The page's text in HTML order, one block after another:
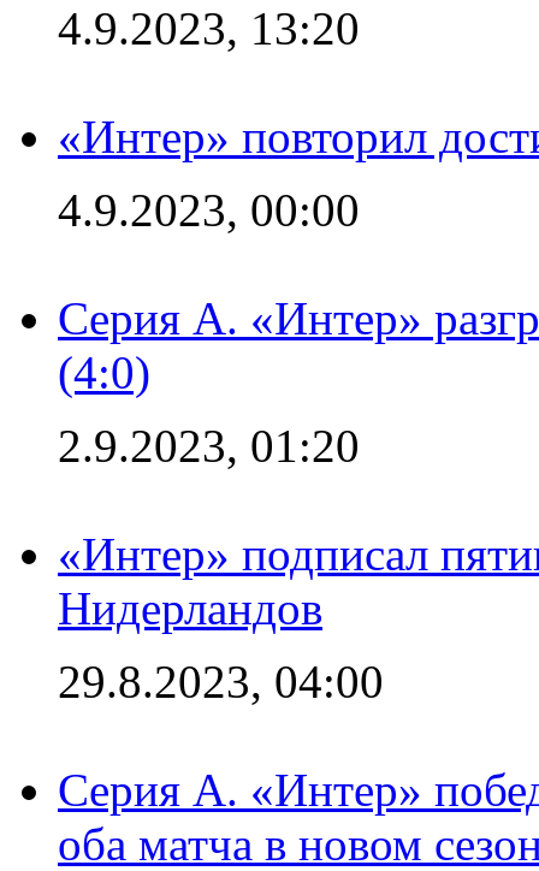
4.9.2023, 13:20
«Интер» повторил
4.9.2023, 00:00
Серия А. «Интер»
(4:0)
2.9.2023, 01:20
«Интер» подписал
Нидерландов
29.8.2023, 04:00
Серия А. «Интер»
оба матча в новом